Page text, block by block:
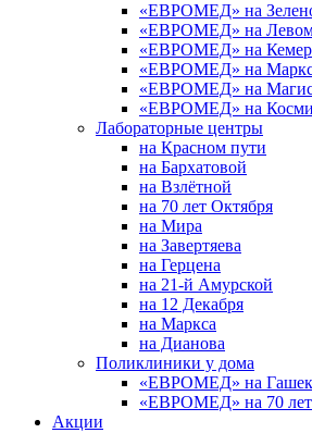
«ЕВРОМЕД» на
«ЕВРОМЕД» на Левом
«ЕВРОМЕД» на
«ЕВРОМЕД» на
«ЕВРОМЕД» на
«ЕВРОМЕД» на
Лабораторные центры
на Красном пути
на Бархатовой
на Взлётной
на 70 лет Октября
на Мира
на Завертяева
на Герцена
на 21-й Амурской
на 12 Декабря
на Маркса
на Дианова
Поликлиники у дома
«ЕВРОМЕД» на
«ЕВРОМЕД» на 70 лет
Акции